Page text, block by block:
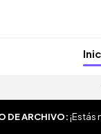
DE ARCHIVO:¡Estás